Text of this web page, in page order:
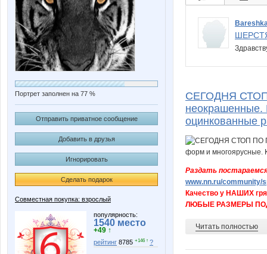
Портрет заполнен на 77 %
Отправить приватное сообщение
Добавить в друзья
Игнорировать
Сделать подарок
Совместная покупка: взрослый
популярность:
1540 место
+49 ↑
рейтинг 8785 +146 ↑ ?
СЕГОДНЯ СТОП
неокрашенные.
оцинкованные
Раздать
www.nn.ru/community/
Качество у НАШИХ
ЛЮБЫЕ РАЗМЕРЫ
Читать полностью